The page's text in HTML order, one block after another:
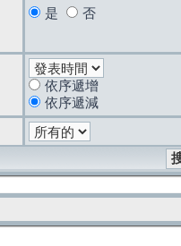
是 否
依序遞增
依序遞減